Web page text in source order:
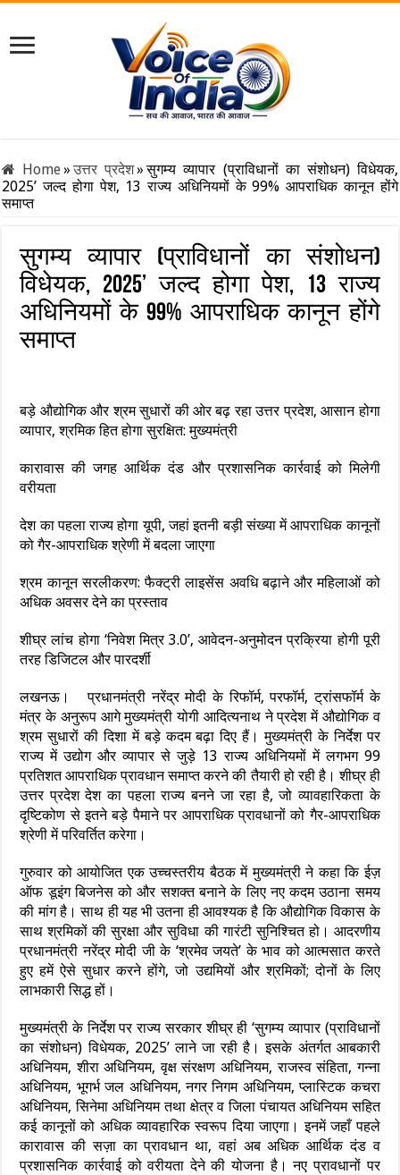
Home» उत्तर प्रदेश» सुगम्य व्यापार (प्राविधानों का संशोधन) विधेयक,
2025’ जल्द होगा पेश, 13 राज्य अधिनियमों के 99% आपराधिक कानून होंगे
समाप्त
सुगम्य व्यापार (प्राविधानों का संशोधन)
विधेयक, 2025’ जल्द होगा पेश, 13 राज्य
अधिनियमों के 99% आपराधिक कानून होंगे
समाप्त
बड़े औद्योगिक और श्रम सुधारों की ओर बढ़ रहा उत्तर प्रदेश, आसान होगा
व्यापार, श्रमिक हित होगा सुरक्षित: मुख्यमंत्री
कारावास की जगह आर्थिक दंड और प्रशासनिक कार्रवाई को मिलेगी
वरीयता
देश का पहला राज्य होगा यूपी, जहां इतनी बड़ी संख्या में आपराधिक कानूनों
को गैर-आपराधिक श्रेणी में बदला जाएगा
श्रम कानून सरलीकरण: फैक्ट्री लाइसेंस अवधि बढ़ाने और महिलाओं को
अधिक अवसर देने का प्रस्ताव
शीघ्र लांच होगा ‘निवेश मित्र 3.0’, आवेदन-अनुमोदन प्रक्रिया होगी पूरी
तरह डिजिटल और पारदर्शी
लखनऊ। प्रधानमंत्री नरेंद्र मोदी के रिफॉर्म, परफॉर्म, ट्रांसफॉर्म के
मंत्र के अनुरूप आगे मुख्यमंत्री योगी आदित्यनाथ ने प्रदेश में औद्योगिक व
श्रम सुधारों की दिशा में बड़े कदम बढ़ा दिए हैं। मुख्यमंत्री के निर्देश पर
राज्य में उद्योग और व्यापार से जुड़े 13 राज्य अधिनियमों में लगभग 99
प्रतिशत आपराधिक प्रावधान समाप्त करने की तैयारी हो रही है। शीघ्र ही
उत्तर प्रदेश देश का पहला राज्य बनने जा रहा है, जो व्यावहारिकता के
दृष्टिकोण से इतने बड़े पैमाने पर आपराधिक प्रावधानों को गैर-आपराधिक
श्रेणी में परिवर्तित करेगा।
गुरुवार को आयोजित एक उच्चस्तरीय बैठक में मुख्यमंत्री ने कहा कि ईज़
ऑफ डूइंग बिजनेस को और सशक्त बनाने के लिए नए कदम उठाना समय
की मांग है। साथ ही यह भी उतना ही आवश्यक है कि औद्योगिक विकास के
साथ श्रमिकों की सुरक्षा और सुविधा की गारंटी सुनिश्चित हो। आदरणीय
प्रधानमंत्री नरेंद्र मोदी जी के ‘श्रमेव जयते’ के भाव को आत्मसात करते
हुए हमें ऐसे सुधार करने होंगे, जो उद्यमियों और श्रमिकों; दोनों के लिए
लाभकारी सिद्ध हों।
मुख्यमंत्री के निर्देश पर राज्य सरकार शीघ्र ही ‘सुगम्य व्यापार (प्राविधानों
का संशोधन) विधेयक, 2025’ लाने जा रही है। इसके अंतर्गत आबकारी
अधिनियम, शीरा अधिनियम, वृक्ष संरक्षण अधिनियम, राजस्व संहिता, गन्ना
अधिनियम, भूगर्भ जल अधिनियम, नगर निगम अधिनियम, प्लास्टिक कचरा
अधिनियम, सिनेमा अधिनियम तथा क्षेत्र व जिला पंचायत अधिनियम सहित
कई कानूनों को अधिक व्यावहारिक स्वरूप दिया जाएगा। इनमें जहाँ पहले
कारावास की सज़ा का प्रावधान था, वहां अब अधिक आर्थिक दंड व
प्रशासनिक कार्रवाई को वरीयता देने की योजना है। नए प्रावधानों पर